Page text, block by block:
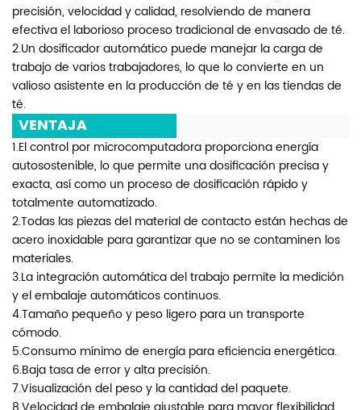
precisión, velocidad y calidad, resolviendo de manera
efectiva el laborioso proceso tradicional de envasado de té.
2.Un dosificador automático puede manejar la carga de
trabajo de varios trabajadores, lo que lo convierte en un
valioso asistente en la producción de té y en las tiendas de
té.
VENTAJA
1.El control por microcomputadora proporciona energía
autosostenible, lo que permite una dosificación precisa y
exacta, así como un proceso de dosificación rápido y
totalmente automatizado.
2.Todas las piezas del material de contacto están hechas de
acero inoxidable para garantizar que no se contaminen los
materiales.
3.La integración automática del trabajo permite la medición
y el embalaje automáticos continuos.
4.Tamaño pequeño y peso ligero para un transporte
cómodo.
5.Consumo mínimo de energía para eficiencia energética.
6.Baja tasa de error y alta precisión.
7.Visualización del peso y la cantidad del paquete.